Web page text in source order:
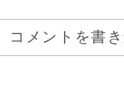
コメントを書